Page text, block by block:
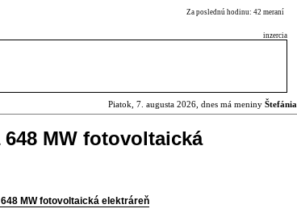
Za poslednú hodinu: 42 meraní
inzercia
Piatok, 7. augusta 2026, dnes má meniny Štefánia
MW fotovoltaická
MW fotovoltaická elektráreň